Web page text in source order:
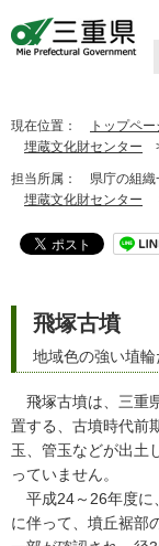
現在位置： トップペー
埋蔵文化財センター
担当所属： 県庁の組
埋蔵文化財センター
飛塚古墳
地域色の強い埴輪
飛塚古墳は、三重
置する、古墳時代前
玉、管玉などが出土
っていません。
平成24～26年度に
に伴って、墳丘裾部